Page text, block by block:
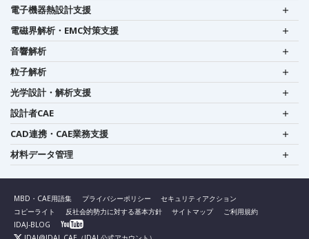
電子機器熱設計支援
電磁界解析・EMC対策支援
音響解析
粒子解析
光学設計・解析支援
設計者CAE
CAD連携・CAE業務支援
材料データ管理
MBD・CAE用語集 プライバシーポリシー
セキュリティアクション
コピーライト
反社会的勢力に対する基本方針 サイトマップ
ご利用規約
IDAJ-BLOG